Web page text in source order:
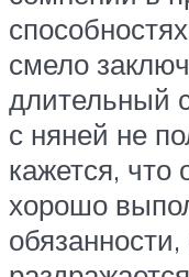
смело
длительный
с няней не
кажется, что
хорошо